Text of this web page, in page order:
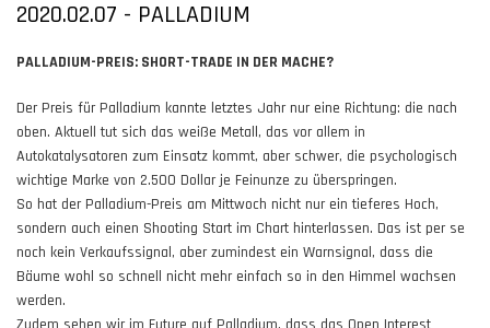
2020.02.07 - PALLADIUM
PALLADIUM-PREIS: SHORT-TRADE IN DER MACHE?
Der Preis für Palladium kannte letztes Jahr nur eine Richtung: die nach
oben. Aktuell tut sich das weiße Metall, das vor allem in
Autokatalysatoren zum Einsatz kommt, aber schwer, die psychologisch
wichtige Marke von 2.500 Dollar je Feinunze zu überspringen.
So hat der Palladium-Preis am Mittwoch nicht nur ein tieferes Hoch,
sondern auch einen Shooting Start im Chart hinterlassen. Das ist per se
noch kein Verkaufssignal, aber zumindest ein Warnsignal, dass die
Bäume wohl so schnell nicht mehr einfach so in den Himmel wachsen
werden.